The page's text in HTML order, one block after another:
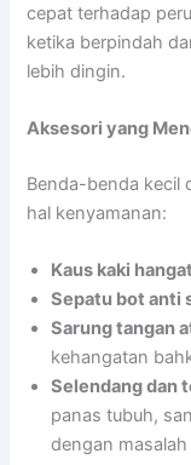
cepat terhadap
ketika berpindah
lebih dingin.
Aksesori yang
Benda-benda kecil
hal kenyamanan:
Kaus kaki hangat
Sepatu bot anti
Sarung tangan
kehangatan
Selendang dan
panas tubuh,
dengan